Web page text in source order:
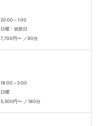
20:00～1:00
日曜・祝祭日
7,700円〜 ／90分
18:00～3:00
日曜
5,500円〜 ／180分